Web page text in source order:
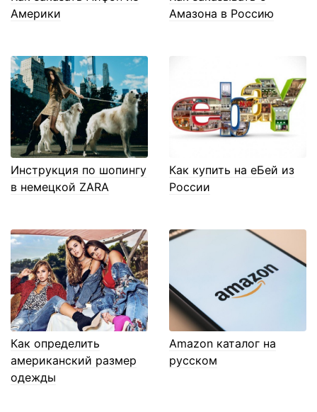
Америки
Амазона в Россию
Инструкция по шопингу
в немецкой ZARA
Как купить на еБей из
России
Как определить
американский размер
одежды
Amazon каталог на
русском